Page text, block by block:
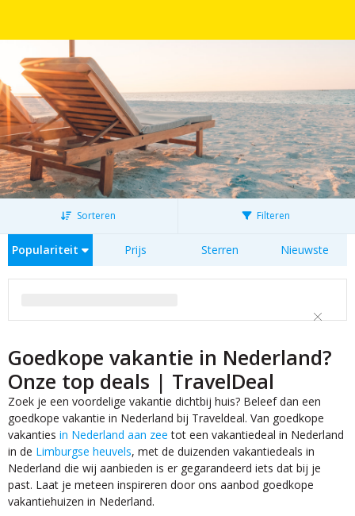
Sorteren Filteren
Populariteit Prijs Sterren Nieuwste
Goedkope vakantie in Nederland?
Onze top deals | TravelDeal
Zoek je een voordelige vakantie dichtbij huis? Beleef dan een
goedkope vakantie in Nederland bij Traveldeal. Van goedkope
vakanties in Nederland aan zee tot een vakantiedeal in Nederland
in de Limburgse heuvels, met de duizenden vakantiedeals in
Nederland die wij aanbieden is er gegarandeerd iets dat bij je
past. Laat je meteen inspireren door ons aanbod goedkope
vakantiehuizen in Nederland.